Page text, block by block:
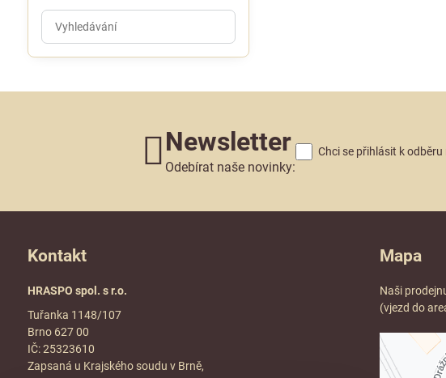
Prohledat
výsledky
filtru
Newsletter
Odebírat naše novinky:
Chci se přihlásit k
Kontakt
HRASPO spol. s r.o.
Tuřanka 1148/107
Brno 627 00
IČ: 25323610
Zapsaná u Krajského soudu v Brně,
Mapa
Naši
(vjezd do